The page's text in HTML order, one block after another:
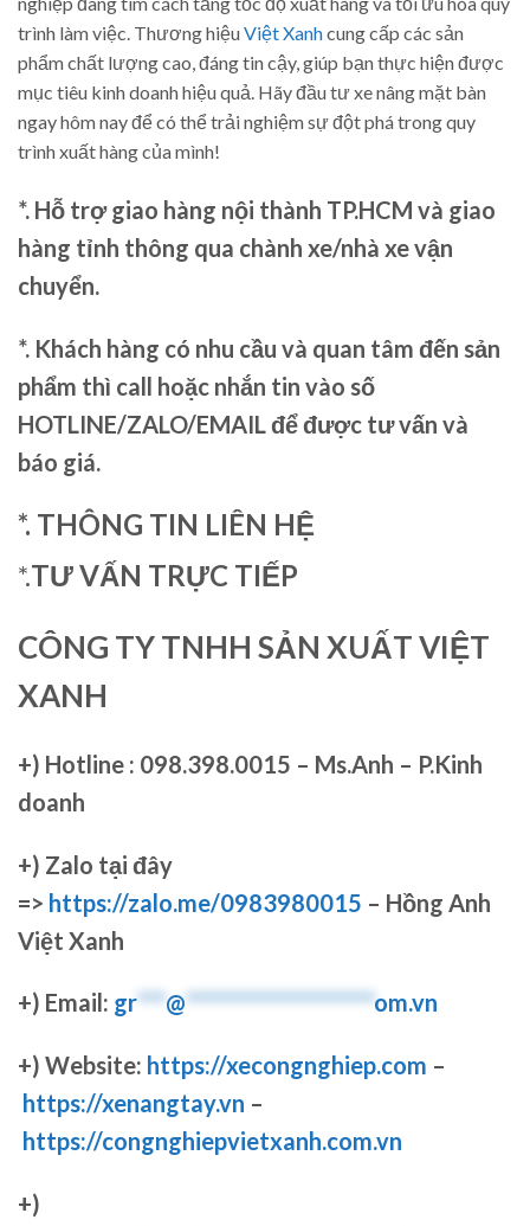
trình làm việc. Thương hiệuViệt Xanhcung cấp các sản
phẩm chất lượng cao, đáng tin cậy, giúp bạn thực hiện được
mục tiêu kinh doanh hiệu quả. Hãy đầu tư xe nâng mặt bàn
ngay hôm nay để có thể trải nghiệm sự đột phá trong quy
trình xuất hàng của mình!
*. Hỗ trợ giao hàng nội thành TP.HCM và giao
hàng tỉnh thông qua chành xe/nhà xe vận
chuyển.
*. Khách hàng có nhu cầu và quan tâm đến sản
phẩm thì call hoặc nhắn tin vào số
HOTLINE/ZALO/EMAIL để được tư vấn và
báo giá.
*. THÔNG TIN LIÊN HỆ
*.TƯ VẤN TRỰC TIẾP
CÔNG TY TNHH SẢN XUẤT VIỆT
XANH
+) Hotline : 098.398.0015 – Ms.Anh – P.Kinh
doanh
+) Zalo tại đây
=> https://zalo.me/0983980015 – Hồng Anh
Việt Xanh
+) Email: gr***@********************om.vn
+) Website: https://xecongnghiep.com –
https://xenangtay.vn –
https://congnghiepvietxanh.com.vn
+)